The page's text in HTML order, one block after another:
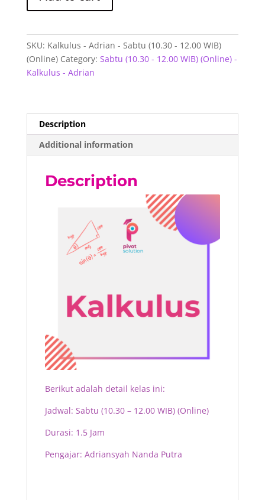
Sabtu
(10.30
-
quantity
SKU: Kalkulus - Adrian - Sabtu (10.30 - 12.00 WIB)
(Online) Category: Sabtu (10.30 - 12.00 WIB) (Online) -
Kalkulus - Adrian
Description
Additional information
Description
Berikut adalah detail kelas ini:
Jadwal: Sabtu (10.30 – 12.00 WIB) (Online)
Durasi: 1.5 Jam
Pengajar: Adriansyah Nanda Putra